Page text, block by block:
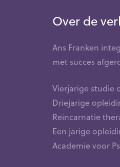
Over de
Ans Franken
met succes
Vierjarige studie
Driejarige
Reincarnatie
Een jarige
Academie voor